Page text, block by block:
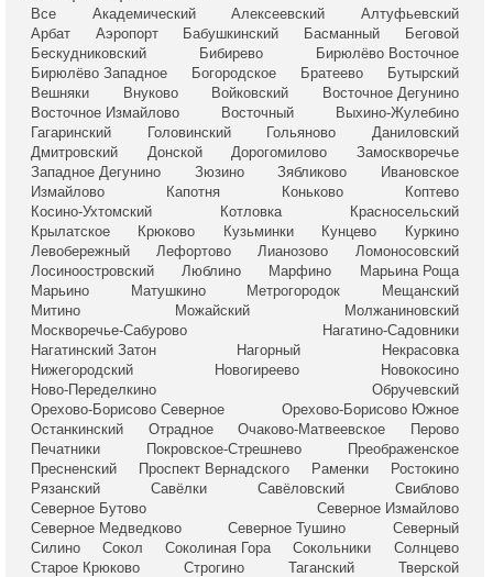
Все Академический Алексеевский
Алтуфьевский
Арбат
Аэропорт Бабушкинский Басманный
Беговой
Бескудниковский
Бибирево
Бирюлёво Восточное
Бирюлёво Западное
Богородское Братеево
Бутырский
Вешняки
Внуково Войковский
Восточное Дегунино
Восточное Измайлово
Восточный
Выхино-Жулебино
Гагаринский
Головинский Гольяново
Даниловский
Дмитровский
Донской Дорогомилово
Замоскворечье
Западное Дегунино
Зюзино Зябликово
Ивановское
Измайлово
Капотня Коньково
Коптево
Косино-Ухтомский
Котловка
Красносельский
Крылатское
Крюково Кузьминки Кунцево
Куркино
Левобережный
Лефортово Лианозово
Ломоносовский
Лосиноостровский
Люблино Марфино
Марьина Роща
Марьино
Матушкино Метрогородок
Мещанский
Митино
Можайский
Молжаниновский
Москворечье-Сабурово
Нагатино-Садовники
Нагатинский Затон
Нагорный
Некрасовка
Нижегородский
Новогиреево
Новокосино
Ново-Переделкино
Обручевский
Орехово-Борисово Северное
Орехово-Борисово Южное
Останкинский
Отрадное Очаково-Матвеевское
Перово
Печатники
Покровское-Стрешнево
Преображенское
Пресненский
Проспект Вернадского Раменки
Ростокино
Рязанский
Савёлки Савёловский
Свиблово
Северное Бутово
Северное Измайлово
Северное Медведково
Северное Тушино
Северный
Силино
Сокол Соколиная Гора Сокольники
Солнцево
Старое Крюково
Строгино Таганский
Тверской